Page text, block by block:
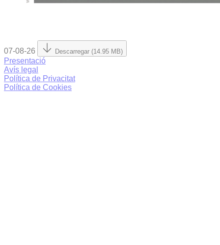
07-08-26 Descarregar (14.95 MB)
Presentació
Avís legal
Política de Privacitat
Política de Cookies